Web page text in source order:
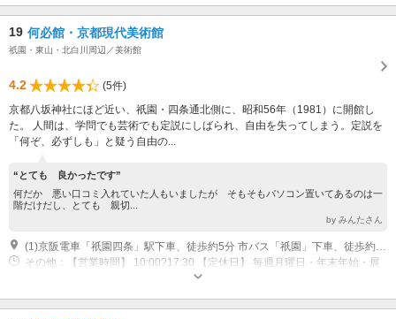
19 何必館・京都現代美術館
祇園・東山・北白川周辺／美術館
4.2
(5件)
京都八坂神社にほど近い、祇園・四条通北側に、昭和56年（1981）に開館し
た。 人間は、学問でも芸術でも定説にしばられ、自由を失ってしまう。定説を
「何ぞ、必ずしも」と疑う自由の...
“とても 良かったです”
何だか 悪い口コミ入れていた人もいましたが そもそもパソコン置いてあるのは一
階だけだし、とても 親切...
by みんたさん
(1)京阪電車「祇園四条」駅下車、徒歩約5分 市バス「祇園」下車、徒歩約3分
その他：【営業時間】 10:00?17:30 【定休日】 毎週月曜日・年末年始・展